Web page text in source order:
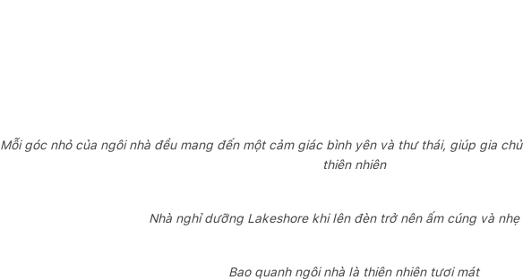
Mỗi góc nhỏ của ngôi nhà đều mang đến một cảm giác bình yên và thư thái, giúp gia
thiên nhiên
Nhà nghỉ dưỡng Lakeshore khi lên đèn trở nên ấm cúng và nhẹ
Bao quanh ngôi nhà là thiên nhiên tươi mát